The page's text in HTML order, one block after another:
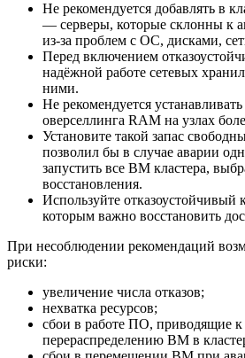
Не рекомендуется добавлять в
— серверы, которые склонны к
из-за проблем с ОС, дисками,
Перед включением
надёжной работе сетевых
ними.
Не рекомендуется
оверселлинга RAM на узлах
Установите такой запас
позволил бы в случае аварии
запустить все ВМ кластера,
восстановления.
Используйте отказоустойчивый
которым важно восстановить
При несоблюдении рекомендаций
риски:
увеличение числа отказов;
нехватка ресурсов;
сбои в работе ПО, приводящие к
перераспределению ВМ в